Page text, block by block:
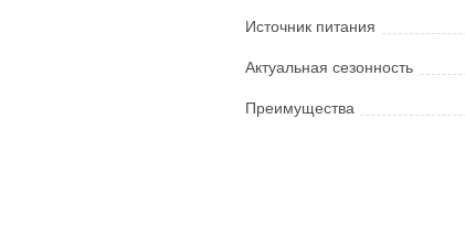
Источник питания
Актуальная сезонность
Преимущества